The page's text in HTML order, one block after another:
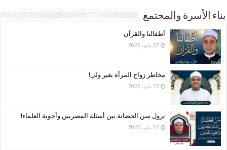
بناء الأسرة والمجتمع
أطفالنا والقرآن
22 مايو، 2026
مخاطر زواج المرأة بغير ولي!
17 مايو، 2026
نزول سن الحضانة بين أسئلة المصريين وأجوبة العلماء!
16 مايو، 2026